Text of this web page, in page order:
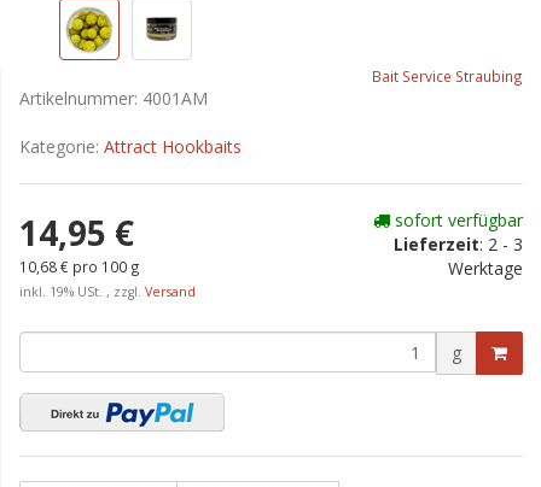
Bait Service Straubing
Artikelnummer: 4001AM
Kategorie: Attract Hookbaits
14,95 €
10,68 € pro 100 g
inkl. 19% USt. , zzgl. Versand
sofort verfügbar
Lieferzeit: 2 - 3
Werktage
g